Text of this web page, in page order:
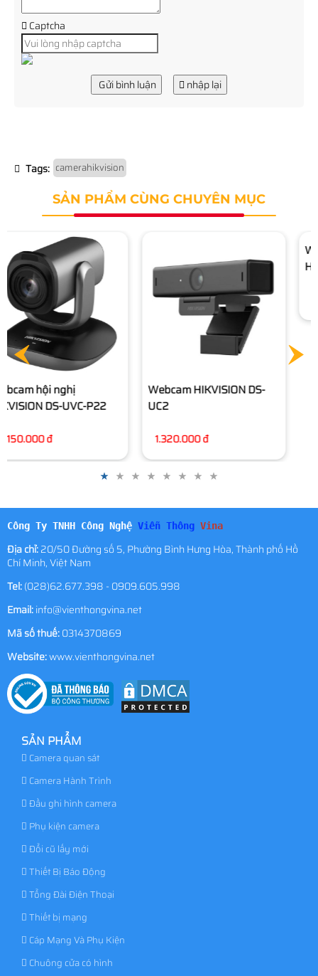
Captcha
Gửi bình luận nhập lại
Tags: camerahikvision
SẢN PHẨM CÙNG CHUYÊN MỤC
Webcam HIKVISION DS-
UC2
1.320.000 đ
Webcam Live Stream
1.940.000 đ
Công Ty TNHH Công Nghệ Viễn Thông Vina
Địa chỉ:20/50 Đường số 5, Phường Bình Hưng Hòa, Thành phố Hồ
Chí Minh, Việt Nam
Tel:(028)62.677.398 - 0909.605.998
Email:info@vienthongvina.net
Mã số thuế:0314370869
Website:www.vienthongvina.net
SẢN PHẨM
Camera quan sát
Camera Hành Trình
Đầu ghi hình camera
Phụ kiện camera
Đổi cũ lấy mới
Thiết Bị Báo Động
Tổng Đài Điện Thoại
Thiết bị mạng
Cáp Mạng Và Phụ Kiện
Chuông cửa có hình